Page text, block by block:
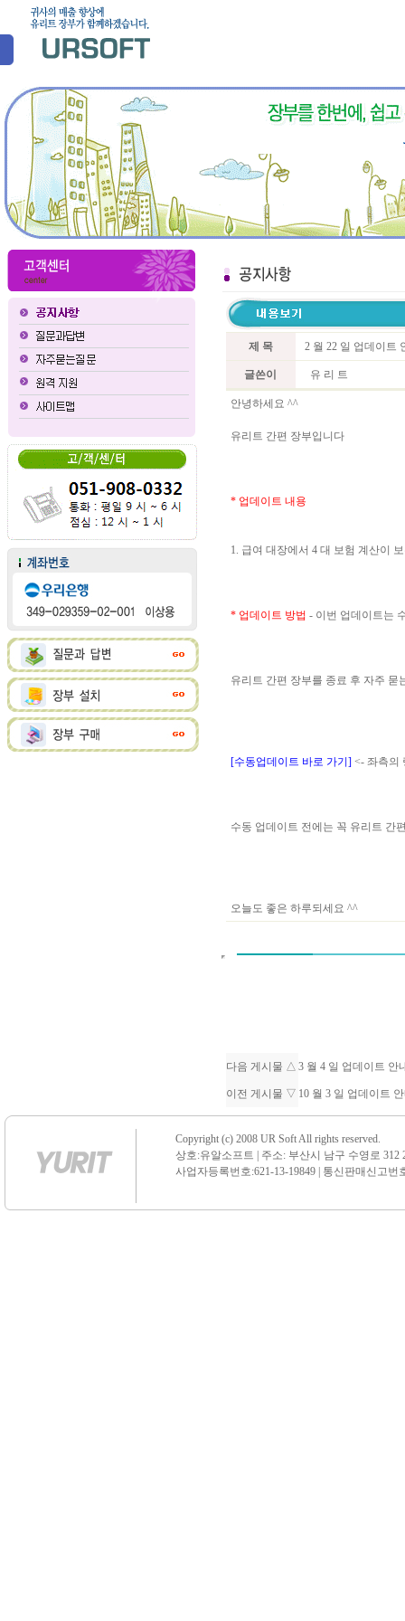
제 목 2 월 22 일 업데이트
글쓴이 유 리 트
안녕하세요 ^^
유리트 간편 장부입니다
* 업데이트 내용
1. 급여 대장에서 4 대 보험 계산이
* 업데이트 방법 - 이번 업데이트는
유리트 간편 장부를 종료 후 자주
[수동업데이트 바로 가기] <- 좌측의
수동 업데이트 전에는 꼭 유리트 간
오늘도 좋은 하루되세요 ^^
다음 게시물 △ 3 월 4 일 업데이트 안
이전 게시물 ▽ 10 월 3 일 업데이트
Copyright (c) 2008 UR Soft All rights reserved.
상호:유알소프트 | 주소: 부산시 남구 수영로 312
사업자등록번호:621-13-19849 | 통신판매신고번